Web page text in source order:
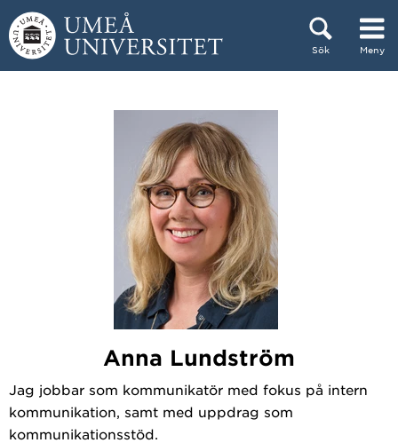
Hoppa direkt till innehållet
Sök Meny
Anna Lundström
Jag jobbar som kommunikatör med fokus på intern
kommunikation, samt med uppdrag som
kommunikationsstöd.